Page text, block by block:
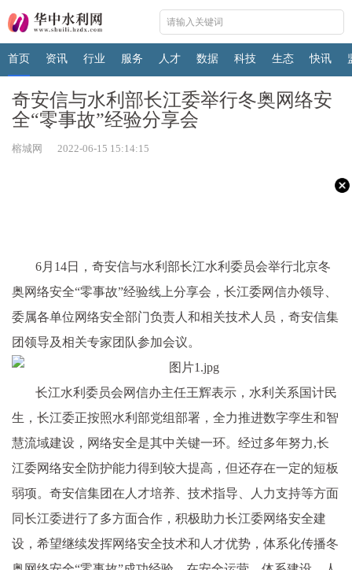
首页 资讯 行业 服务 人才 数据 科技 生态 快讯
奇安信与水利部长江委举行冬奥网络安
全“零事故”经验分享会
榕城网 2022-06-15 15:14:15
6月14日，奇安信与水利部长江水利委员会举行北京冬
奥网络安全“零事故”经验线上分享会，长江委网信办领导、
委属各单位网络安全部门负责人和相关技术人员，奇安信集
团领导及相关专家团队参加会议。
长江水利委员会网信办主任王辉表示，水利关系国计民
生，长江委正按照水利部党组部署，全力推进数字孪生和智
慧流域建设，网络安全是其中关键一环。经过多年努力,长
江委网络安全防护能力得到较大提高，但还存在一定的短板
弱项。奇安信集团在人才培养、技术指导、人力支持等方面
同长江委进行了多方面合作，积极助力长江委网络安全建
设，希望继续发挥网络安全技术和人才优势，体系化传播冬